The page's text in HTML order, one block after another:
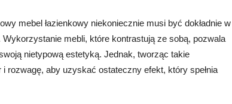
mebel łazienkowy niekoniecznie musi być dokładnie w
mebli, które kontrastują ze sobą, pozwala
nietypową estetyką. Jednak, tworząc takie
rozwagę, aby uzyskać ostateczny efekt, który spełnia